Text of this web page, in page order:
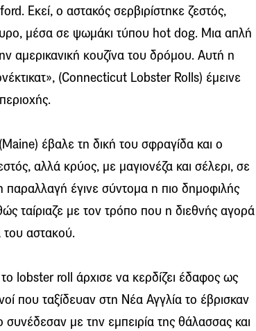
Εκεί, ο αστακός σερβιρίστηκε ζεστός,
μέσα σε ψωμάκι τύπου hot dog. Μια απλή
αμερικανική κουζίνα του δρόμου. Αυτή η
(Connecticut Lobster Rolls) έμεινε
έβαλε τη δική του σφραγίδα και ο
αλλά κρύος, με μαγιονέζα και σέλερι, σε
έγινε σύντομα η πιο δημοφιλής
ταίριαζε με τον τρόπο που η διεθνής αγορά
του αστακού.
lobster roll άρχισε να κερδίζει έδαφος ως
που ταξίδευαν στη Νέα Αγγλία το έβρισκαν
με την εμπειρία της θάλασσας και